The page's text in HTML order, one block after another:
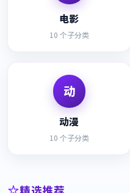
电影
10 个子分类
动
动漫
10 个子分类